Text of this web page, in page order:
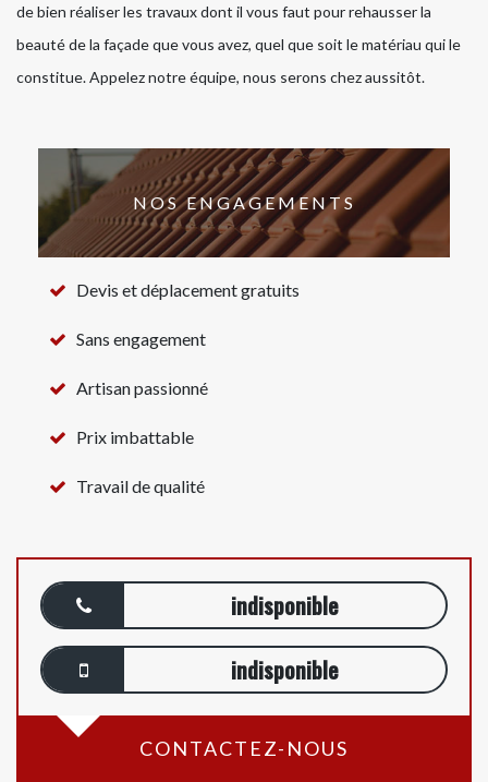
de bien réaliser les travaux dont il vous faut pour rehausser la
beauté de la façade que vous avez, quel que soit le matériau qui le
constitue. Appelez notre équipe, nous serons chez aussitôt.
NOS ENGAGEMENTS
Devis et déplacement gratuits
Sans engagement
Artisan passionné
Prix imbattable
Travail de qualité
indisponible
indisponible
CONTACTEZ-NOUS